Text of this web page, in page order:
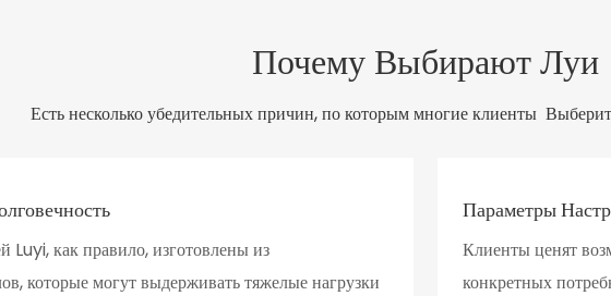
Почему Выбирают Луи
Есть несколько убедительных причин, по которым многие клиенты
Luyi, как правило, изготовлены из
которые могут выдерживать тяжелые нагрузки
Параметры
Клиенты ценят
конкретных